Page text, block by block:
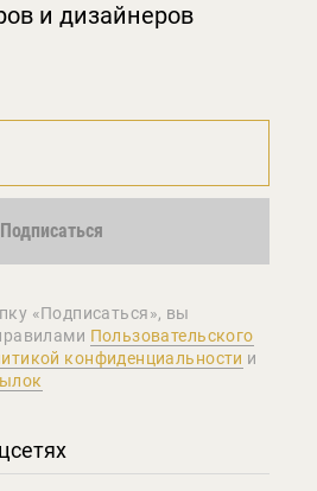
и дизайнеров
Подписаться
«Подписаться», вы
Пользовательского
конфиденциальности и